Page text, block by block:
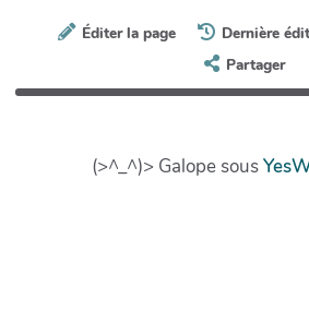
Éditer la page
Dernière
Partager
(>^_^)> Galope sous